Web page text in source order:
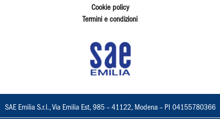
Cookie policy
Termini e condizioni
SAE Emilia S.r.l., Via Emilia Est, 985 – 41122, Modena – PI 04155780366